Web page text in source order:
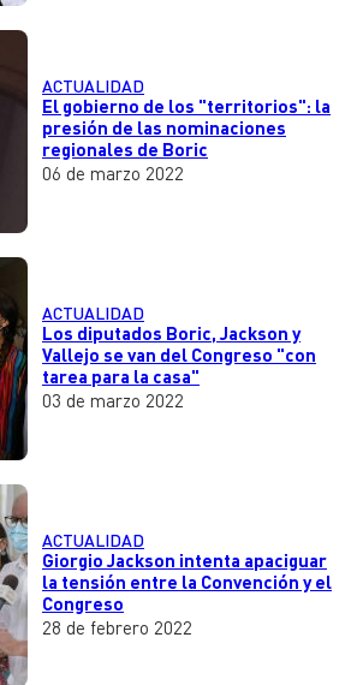
ACTUALIDAD
El gobierno de los "territorios": la
presión de las nominaciones
regionales de Boric
06 de marzo 2022
ACTUALIDAD
Los diputados Boric, Jackson y
Vallejo se van del Congreso "con
tarea para la casa"
03 de marzo 2022
ACTUALIDAD
Giorgio Jackson intenta apaciguar
la tensión entre la Convención y el
Congreso
28 de febrero 2022